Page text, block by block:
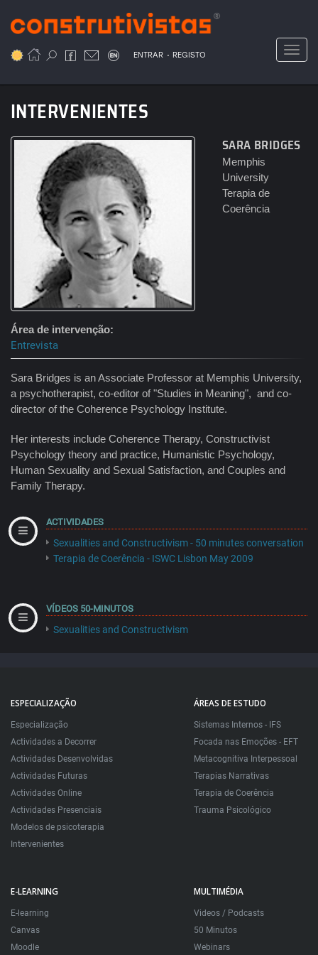
para
conteúdo
ENTRAR . REGISTO
INTERVENIENTES
SARA BRIDGES
Memphis
University
Área de intervenção
Terapia de
Coerência
Entrevista
Sara Bridges is an Associate Professor at Memphis University,
a psychotherapist, co-editor of "Studies in Meaning", and co-
director of the Coherence Psychology Institute.
Her interests include Coherence Therapy, Constructivist
Psychology theory and practice, Humanistic Psychology,
Human Sexuality and Sexual Satisfaction, and Couples and
Family Therapy.
ACTIVIDADES
Sexualities and Constructivism - 50 minutes conversation
Terapia de Coerência - ISWC Lisbon May 2009
VÍDEOS 50-MINUTOS
Sexualities and Constructivism
ESPECIALIZAÇÃO
Especialização
Actividades a Decorrer
Actividades Desenvolvidas
Actividades Futuras
Actividades Online
Actividades Presenciais
Modelos de psicoterapia
Intervenientes
ÁREAS DE ESTUDO
Sistemas Internos - IFS
Focada nas Emoções - EFT
Metacognitiva Interpessoal
Terapias Narrativas
Terapia de Coerência
Trauma Psicológico
E-LEARNING
E-learning
Canvas
Moodle
MULTIMÉDIA
Videos / Podcasts
50 Minutos
Webinars